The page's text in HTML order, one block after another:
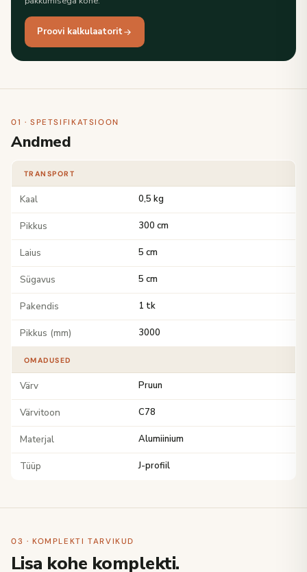
Proovi kalkulaatorit
01 · SPETSIFIKATSIOON
Andmed
TRANSPORT
Kaal 0,5 kg
Pikkus 300 cm
Laius 5 cm
Sügavus 5 cm
Pakendis 1 tk
Pikkus (mm) 3000
OMADUSED
Värv Pruun
Värvitoon C78
Materjal Alumiinium
Tüüp J-profiil
03 · KOMPLEKTI TARVIKUD
Lisa kohe komplekti.